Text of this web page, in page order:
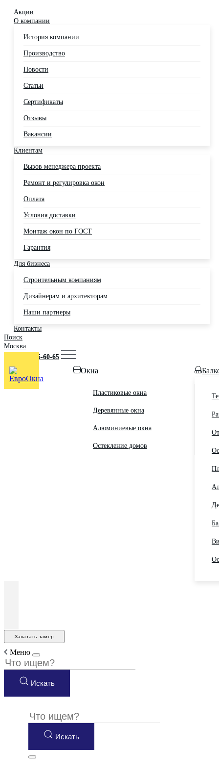
Акции
О компании
История компании
Производство
Новости
Статьи
Сертификаты
Отзывы
Вакансии
Клиентам
Вызов менеджера проекта
Ремонт и регулировка окон
Оплата
Условия доставки
Монтаж окон по ГОСТ
Гарантия
Для бизнеса
Строительным компаниям
Дизайнерам и архитекторам
Наши партнеры
Контакты
Поиск
Москва
+7 (495) 725-60-65
Окна
Пластиковые окна
Деревянные окна
Алюминиевые окна
Остекление домов
Заказать замер
Меню
Искать
Искать